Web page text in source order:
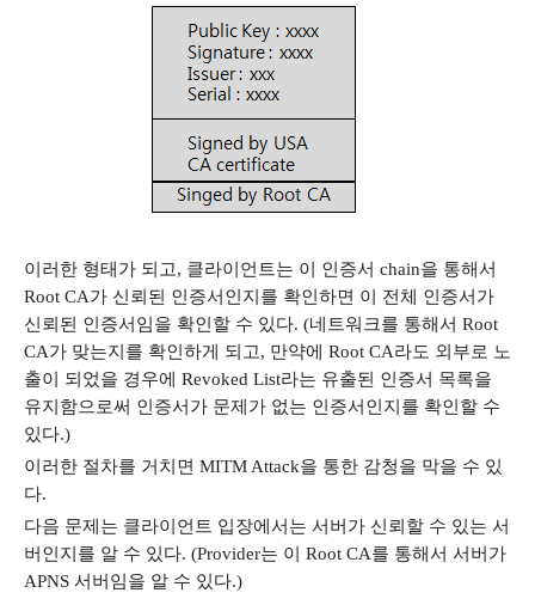
이러한 형태가 되고, 클라이언트는 이 인증서 chain을 통해서
Root CA가 신뢰된 인증서인지를 확인하면 이 전체 인증서가
신뢰된 인증서임을 확인할 수 있다. (네트워크를 통해서 Root
CA가 맞는지를 확인하게 되고, 만약에 Root CA라도 외부로 노
출이 되었을 경우에 Revoked List라는 유출된 인증서 목록을
유지함으로써 인증서가 문제가 없는 인증서인지를 확인할 수
있다.)
이러한 절차를 거치면 MITM Attack을 통한 감청을 막을 수 있
다.
다음 문제는 클라이언트 입장에서는 서버가 신뢰할 수 있는 서
버인지를 알 수 있다. (Provider는 이 Root CA를 통해서 서버가
APNS 서버임을 알 수 있다.)